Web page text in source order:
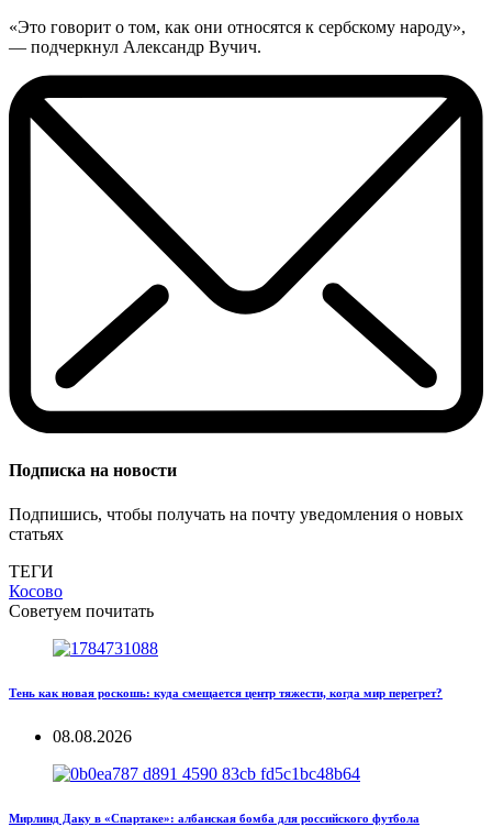
«Это говорит о том, как они относятся к сербскому народу»,
— подчеркнул Александр Вучич.
Подписка на новости
Подпишись, чтобы получать на почту уведомления о новых
статьях
ТЕГИ
Косово
Советуем почитать
Тень как новая роскошь: куда смещается центр тяжести, когда мир перегрет?
08.08.2026
Мирлинд Даку в «Спартаке»: албанская бомба для российского футбола